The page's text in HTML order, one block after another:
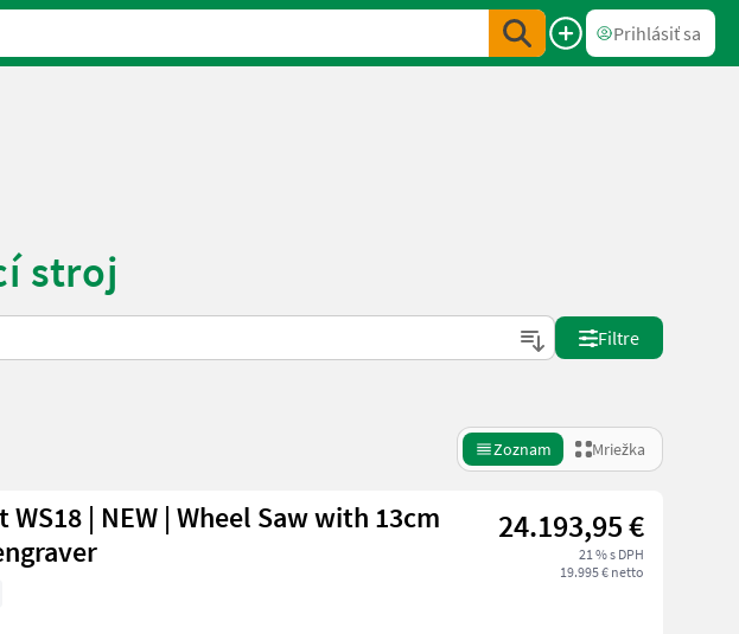
Prihlásiť sa
stroj
Filtre
Zoznam Mriežka
WS18 | NEW | Wheel Saw with 13cm
24.193,95 €
21 % s DPH
19.995 € netto